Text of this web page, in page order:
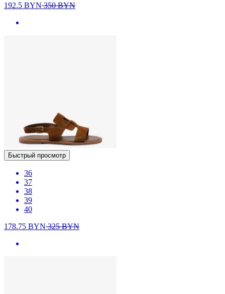
192.5 BYN350BYN
Быстрый просмотр
36
37
38
39
40
178.75 BYN325BYN